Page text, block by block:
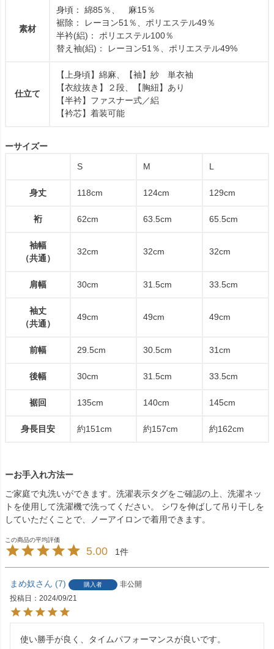
素材
身頃： 綿85％、 麻15％
裾除： レーヨン51％、ポリエステル49％
半衿(絽)： ポリエステル100％
替え袖(絽)： レーヨン51％、ポリエステル49%
仕立て
【上身頃】綿麻、【袖】紗 単衣袖
【衣紋抜き】２段、【胸紐】あり
【半衿】ファスナー式／絽
【衿芯】着装可能
ーサイズー
S M L
身丈 118cm 124cm 129cm
裄 62cm 63.5cm 65.5cm
袖幅
（共通）
32cm 32cm 32cm
肩幅 30cm 31.5cm 33.5cm
袖丈
（共通）
49cm 49cm 49cm
前幅 29.5cm 30.5cm 31cm
後幅 30cm 31.5cm 33.5cm
裾回 135cm 140cm 145cm
身長目安 約151cm 約157cm 約162cm
ーお手入れ方法ー
ご家庭で丸洗いができます。洗濯表示タグをご確認の上、洗濯ネッ
トを使用して洗濯機で洗ってください。 シワを伸ばして吊り干しを
していただくことで、ノーアイロンで着用できます。
5.00 1
まめ奴 7 購入者
非公開
投稿日
2024/09/21
使い勝手が良く、タイムパフォーマンスが良いです。